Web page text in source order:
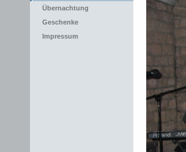
Übernachtung
Geschenke
Impressum